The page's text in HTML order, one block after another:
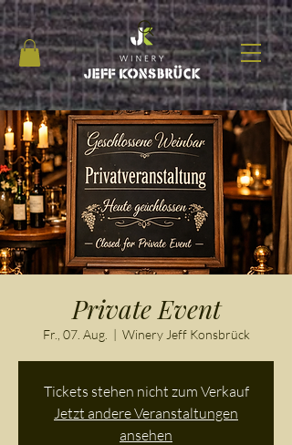
Private Event
Fr., 07. Aug.
  |
Winery Jeff Konsbrück
Tickets stehen nicht zum Verkauf
Jetzt andere Veranstaltungen
ansehen